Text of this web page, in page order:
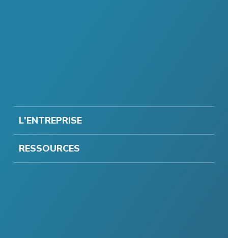
L'ENTREPRISE
RESSOURCES